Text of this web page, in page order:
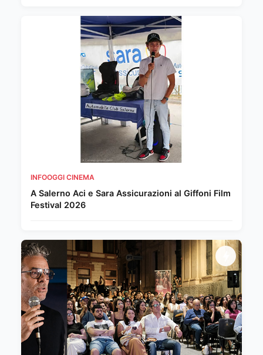
INFOOGGI CINEMA
A Salerno Aci e Sara Assicurazioni al Giffoni Film
Festival 2026